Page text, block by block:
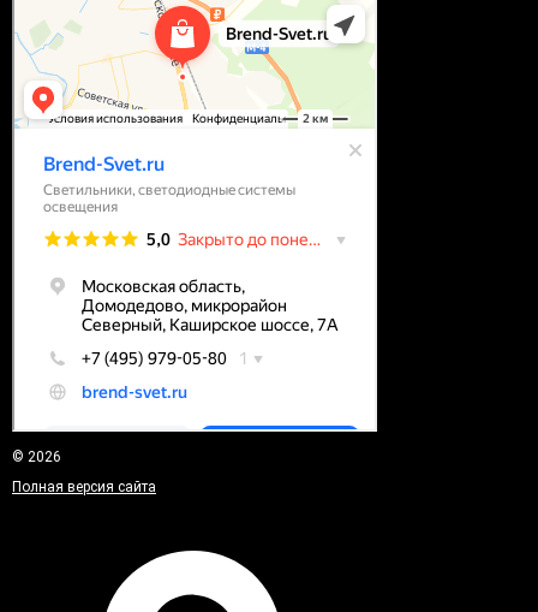
© 2026
Полная версия сайта